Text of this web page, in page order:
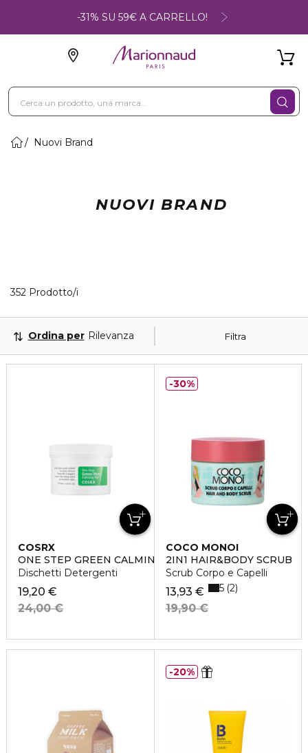
-31% SU 59€ A CARRELLO!
Nuovi Brand
NUOVI BRAND
352 Prodotto/i
Filtra
Ordina per Rilevanza
COSRX
ONE STEP GREEN CALMING PAD
Dischetti Detergenti
19,20 €
24,00 €
COCO MONOI
2IN1 HAIR&BODY SCRUB
Scrub Corpo e Capelli
13,93 €
19,90 €
5 2
30%
20%